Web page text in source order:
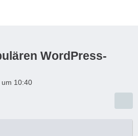
WordPress-
um 10:40